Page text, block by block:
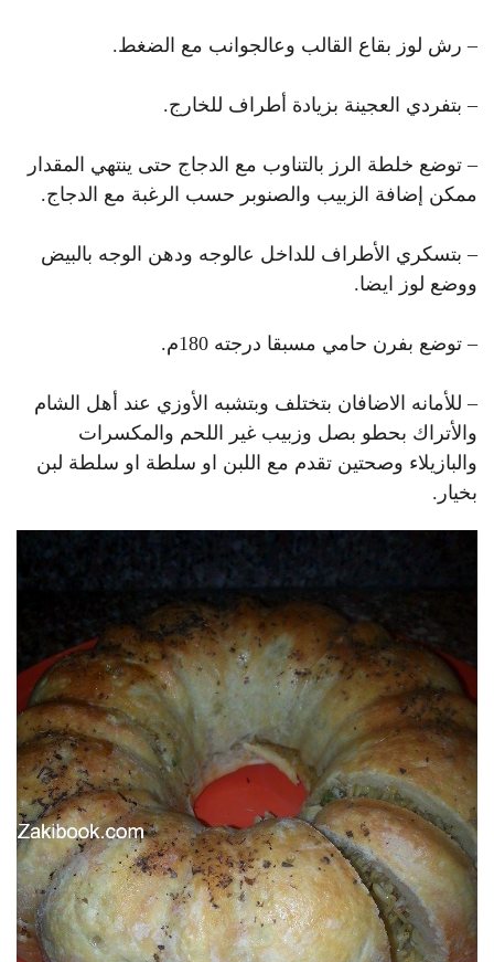
– رش لوز بقاع القالب وعالجوانب مع الضغط.
– بتفردي العجينة بزيادة أطراف للخارج.
– توضع خلطة الرز بالتناوب مع الدجاج حتى ينتهي المقدار
ممكن إضافة الزبيب والصنوبر حسب الرغبة مع الدجاج.
– بتسكري الأطراف للداخل عالوجه ودهن الوجه بالبيض
ووضع لوز ايضا.
– توضع بفرن حامي مسبقا درجته 180م.
– للأمانه الاضافان بتختلف وبتشبه الأوزي عند أهل الشام
والأتراك بحطو بصل وزبيب غير اللحم والمكسرات
والبازيلاء وصحتين تقدم مع اللبن او سلطة او سلطة لبن
بخيار.